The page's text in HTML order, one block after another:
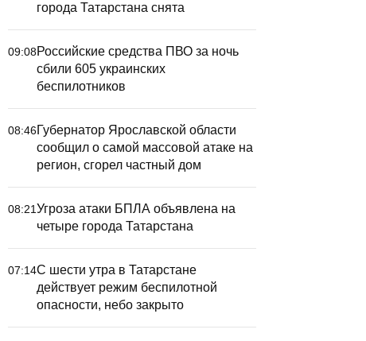
города Татарстана снята
09:08Российские средства ПВО за ночь
сбили 605 украинских
беспилотников
08:46Губернатор Ярославской области
сообщил о самой массовой атаке на
регион, сгорел частный дом
08:21Угроза атаки БПЛА объявлена на
четыре города Татарстана
07:14С шести утра в Татарстане
действует режим беспилотной
опасности, небо закрыто